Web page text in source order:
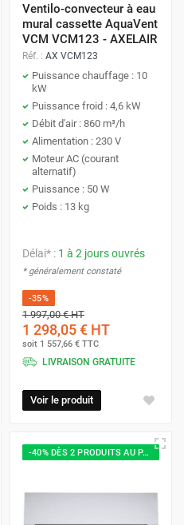
Ventilo-convecteur à eau
mural cassette AquaVent
VCM VCM123 - AXELAIR
Réf. : AX VCM123
Puissance chauffage : 10
kW
Puissance froid : 4,6 kW
Débit d'air : 860 m³/h
Alimentation : 230 V
Moteur AC (courant
alternatif)
Puissance : 50 W
Poids : 13 kg
Délai* : 1 à 2 jours ouvrés
* généralement constaté
-35%
1 997,00 €HT
1 298,05 € HT
soit 1 557,66 € TTC
LIVRAISON GRATUITE
Voir le produit
-40% DÈS 2 PRODUITS AU PANIER